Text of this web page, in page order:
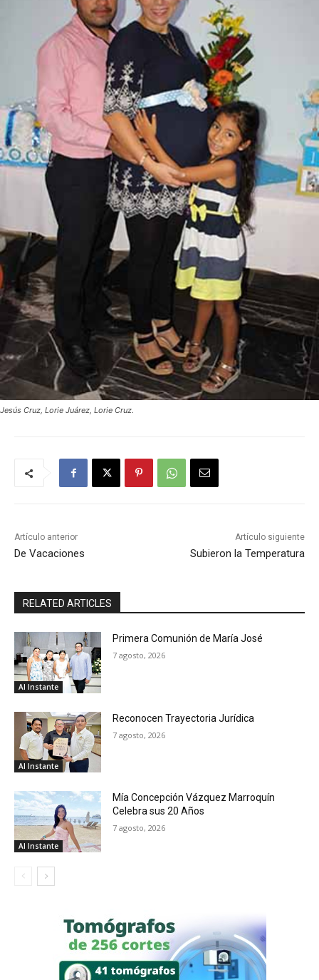
Jesús Cruz, Lorie Juárez, Lorie Cruz.
Artículo anterior
De Vacaciones
Artículo siguiente
Subieron la Temperatura
RELATED ARTICLES
Al Instante
Primera Comunión de María José
7 agosto, 2026
Al Instante
Reconocen Trayectoria Jurídica
7 agosto, 2026
Al Instante
Mía Concepción Vázquez Marroquín
Celebra sus 20 Años
7 agosto, 2026